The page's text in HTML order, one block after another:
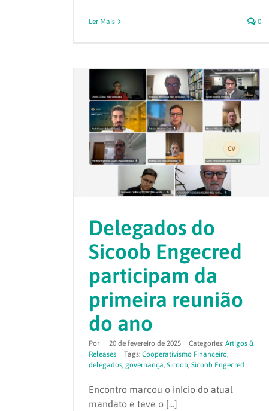
Ler Mais 0
Delegados do
Sicoob Engecred
participam da
primeira reunião
do ano
Por | 20 de fevereiro de 2025 | Categories: Artigos &
Releases | Tags: Cooperativismo Financeiro,
delegados, governança, Sicoob, Sicoob Engecred
Encontro marcou o início do atual
mandato e teve o [...]